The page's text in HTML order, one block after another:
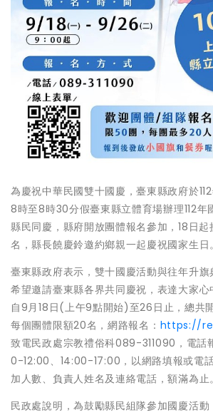
為慶祝中華民國雙十國慶，臺東縣政府於
8時至8時30分假臺東縣立體育場辦理112年
縣民同慶，縣府開放團體報名參加，18日
名，縣長饒慶鈴邀約鄉親一起慶祝國家生日。
臺東縣政府表示，雙十國慶活動與往年升
希望邀請臺東縣各界共同慶祝，表達大家心
自9月18日(上午9點開始)至26日止，總共
每個團體限額20名，網路報名： https://
致電民政處宗教禮俗科089-311090，電話
0-12:00、14:00-17:00，以網路填報或電
加人數、負責人姓名及連絡電話，額滿為止。
民政處說明，為鼓勵縣民組隊參加國慶活